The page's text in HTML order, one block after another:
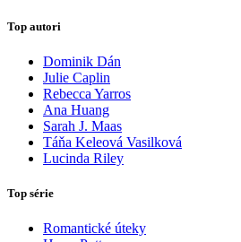
Top autori
Dominik Dán
Julie Caplin
Rebecca Yarros
Ana Huang
Sarah J. Maas
Táňa Keleová Vasilková
Lucinda Riley
Top série
Romantické úteky